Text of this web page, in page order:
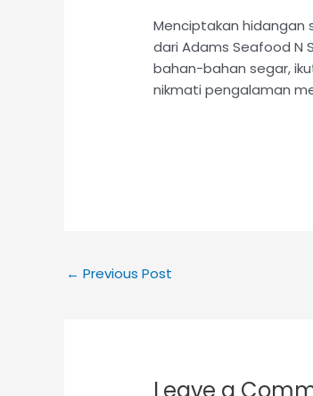
Menciptakan hidangan
dari Adams Seafood N
bahan-bahan segar,
nikmati pengalaman
← Previous Post